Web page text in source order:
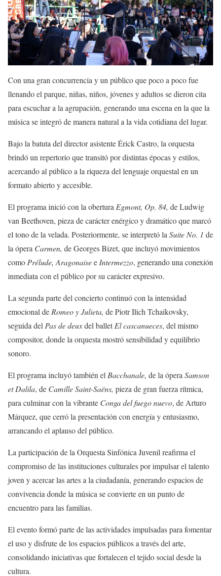
Con una gran concurrencia y un público que poco a poco fue
llenando el parque, niñas, niños, jóvenes y adultos se dieron cita
para escuchar a la agrupación, generando una escena en la que la
música se integró de manera natural a la vida cotidiana del lugar.
Bajo la batuta del director asistente Érick Castro, la orquesta
brindó un repertorio que transitó por distintas épocas y estilos,
acercando al público a la riqueza del lenguaje orquestal en un
formato abierto y accesible.
El programa inició con la oberturaEgmont, Op. 84, de Ludwig
van Beethoven, pieza de carácter enérgico y dramático que marcó
el tono de la velada. Posteriormente, se interpretó laSuite No. 1 de
la ópera Carmen, de Georges Bizet, que incluyó movimientos
comoPrélude, AragonaiseeIntermezzo, generando una conexión
inmediata con el público por su carácter expresivo.
La segunda parte del concierto continuó con la intensidad
emocional deRomeo y Julieta, de Piotr Ilich Tchaikovsky,
seguida delPas de deuxdel balletEl cascanueces, del mismo
compositor, donde la orquesta mostró sensibilidad y equilibrio
sonoro.
El programa incluyó también elBacchanale, de la óperaSamson
et Dalila, de Camille Saint-Saëns, pieza de gran fuerza rítmica,
para culminar con la vibrante Conga del fuego nuevo, de Arturo
Márquez, que cerró la presentación con energía y entusiasmo,
arrancando el aplauso del público.
La participación de la Orquesta Sinfónica Juvenil reafirma el
compromiso de las instituciones culturales por impulsar el talento
joven y acercar las artes a la ciudadanía, generando espacios de
convivencia donde la música se convierte en un punto de
encuentro para las familias.
El evento formó parte de las actividades impulsadas para fomentar
el uso y disfrute de los espacios públicos a través del arte,
consolidando iniciativas que fortalecen el tejido social desde la
cultura.